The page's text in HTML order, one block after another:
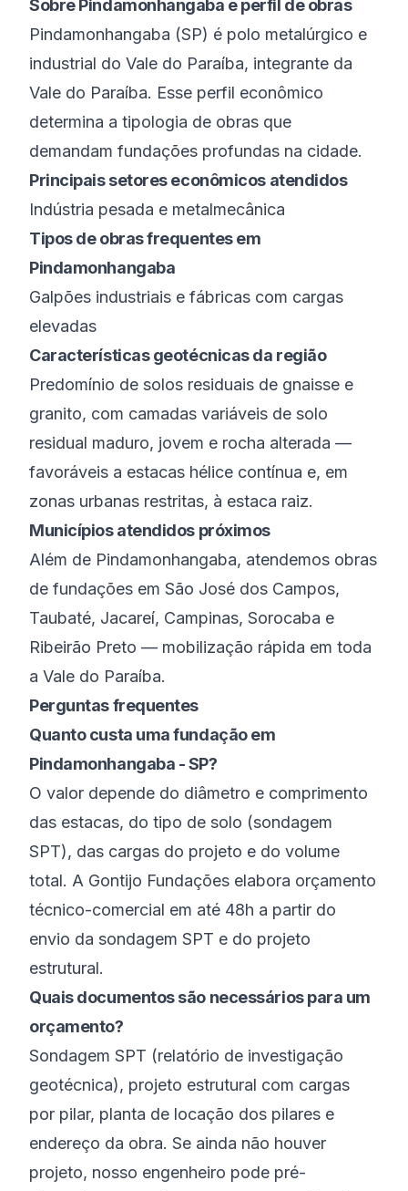
Sobre Pindamonhangaba e perfil de obras
Pindamonhangaba (SP) é polo metalúrgico e
industrial do Vale do Paraíba, integrante da
Vale do Paraíba. Esse perfil econômico
determina a tipologia de obras que
demandam fundações profundas na cidade.
Principais setores econômicos atendidos
Indústria pesada e metalmecânica
Tipos de obras frequentes em
Pindamonhangaba
Galpões industriais e fábricas com cargas
elevadas
Características geotécnicas da região
Predomínio de solos residuais de gnaisse e
granito, com camadas variáveis de solo
residual maduro, jovem e rocha alterada —
favoráveis a estacas hélice contínua e, em
zonas urbanas restritas, à estaca raiz.
Municípios atendidos próximos
Além de Pindamonhangaba, atendemos obras
de fundações em São José dos Campos,
Taubaté, Jacareí, Campinas, Sorocaba e
Ribeirão Preto — mobilização rápida em toda
a Vale do Paraíba.
Perguntas frequentes
Quanto custa uma fundação em
Pindamonhangaba - SP?
O valor depende do diâmetro e comprimento
das estacas, do tipo de solo (sondagem
SPT), das cargas do projeto e do volume
total. A Gontijo Fundações elabora orçamento
técnico-comercial em até 48h a partir do
envio da sondagem SPT e do projeto
estrutural.
Quais documentos são necessários para um
orçamento?
Sondagem SPT (relatório de investigação
geotécnica), projeto estrutural com cargas
por pilar, planta de locação dos pilares e
endereço da obra. Se ainda não houver
projeto, nosso engenheiro pode pré-